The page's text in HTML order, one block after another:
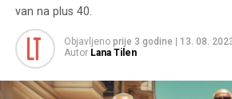
van na plus 40.
Objavljeno prije 3 godine
13. 08.
Autor Lana Tilen